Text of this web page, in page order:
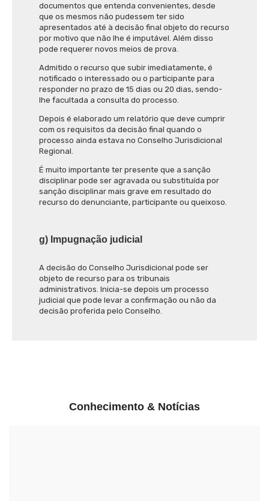
documentos que entenda convenientes, desde
que os mesmos não pudessem ter sido
apresentados até à decisão final objeto do recurso
por motivo que não lhe é imputável. Além disso
pode requerer novos meios de prova.
Admitido o recurso que subir imediatamente, é
notificado o interessado ou o participante para
responder no prazo de 15 dias ou 20 dias, sendo-
lhe facultada a consulta do processo.
Depois é elaborado um relatório que deve cumprir
com os requisitos da decisão final quando o
processo ainda estava no Conselho Jurisdicional
Regional.
É muito importante ter presente que a sanção
disciplinar pode ser agravada ou substituída por
sanção disciplinar mais grave em resultado do
recurso do denunciante, participante ou queixoso.
g) Impugnação judicial
A decisão do Conselho Jurisdicional pode ser
objeto de recurso para os tribunais
administrativos. Inicia-se depois um processo
judicial que pode levar a confirmação ou não da
decisão proferida pelo Conselho.
Conhecimento & Notícias